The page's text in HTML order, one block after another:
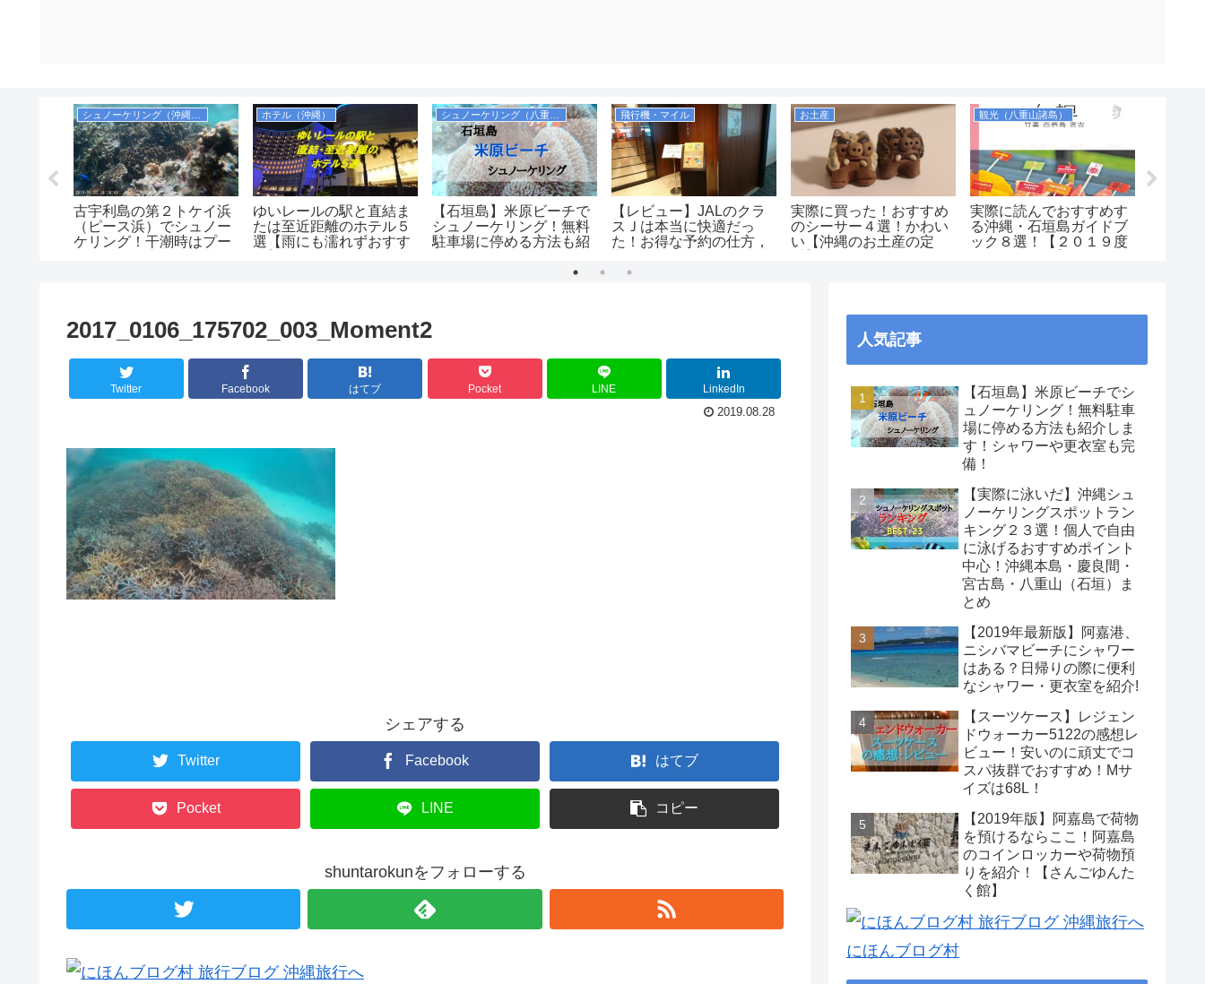
古宇利島の第２トケイ浜
（ピース浜）でシュノー
ケリング！干潮時はプー
ホテル（沖縄）
ゆいレールの駅と直結ま
たは至近距離のホテル５
選【雨にも濡れずおすす
シュノーケリング（八重山諸島）
【石垣島】米原ビーチで
シュノーケリング！無料
駐車場に停める方法も紹
飛行機・マイル
【レビュー】JALのクラ
スＪは本当に快適だっ
た！お得な予約の仕方，
の有無等を解説！
お土産
実際に買った！おすすめ
のシーサー４選！かわい
い【沖縄のお土産の定
観光（八重山諸島）
実際に読んでおすすめす
る沖縄・石垣島ガイドブ
ック８選！【２０１９度
2017_0106_175702_003_Moment2
Twitter Facebook はてブ Pocket LINE
LinkedIn
2019.08.28
シェアする
Twitter Facebook はてブ
Pocket LINE コピー
shuntarokunをフォローする
人気記事
【石垣島】米原ビーチでシ
ュノーケリング！無料駐車
場に停める方法も紹介しま
す！シャワーや更衣室も完
備！
【実際に泳いだ】沖縄シュ
ノーケリングスポットラン
キング２３選！個人で自由
に泳げるおすすめポイント
中心！沖縄本島・慶良間・
宮古島・八重山（石垣）ま
とめ
【2019年最新版】阿嘉港、
ニシバマビーチにシャワー
はある？日帰りの際に便利
なシャワー・更衣室を紹介!
【スーツケース】レジェン
ドウォーカー5122の感想レ
ビュー！安いのに頑丈でコ
スパ抜群でおすすめ！Mサ
イズは68L！
【2019年版】阿嘉島で荷物
を預けるならここ！阿嘉島
のコインロッカーや荷物預
りを紹介！【さんごゆんた
く館】
にほんブログ村